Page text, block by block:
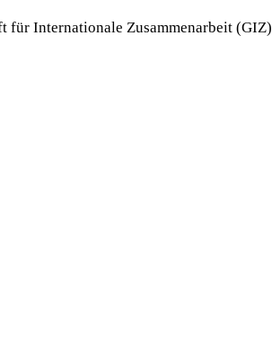
Internationale Zusammenarbeit (GIZ)